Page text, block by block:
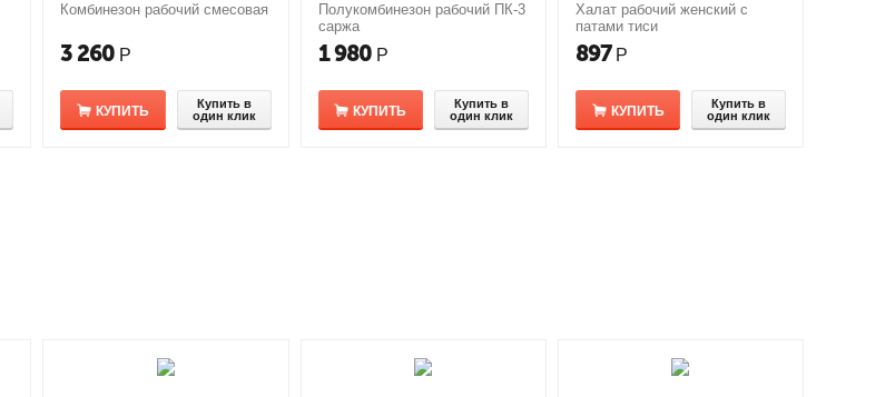
Комбинезон рабочий смесовая
3 260 Р
КУПИТЬ
Купить в
один клик
Полукомбинезон рабочий ПК-3
саржа
1 980 Р
КУПИТЬ
Купить в
один клик
Халат рабочий женский с
патами тиси
897 Р
КУПИТЬ
Купить в
один клик